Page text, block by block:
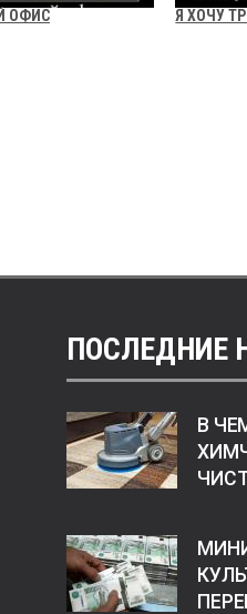
ОФИС Я ХОЧУ
ПОСЛЕДНИЕ
В